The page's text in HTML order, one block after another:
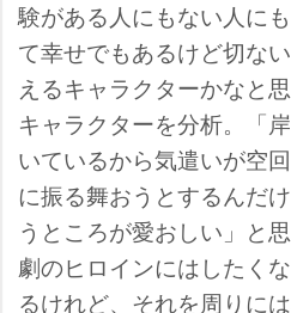
験がある人にもない人に
て幸せでもあるけど切な
えるキャラクターかなと
キャラクターを分析。「
いているから気遣いが空
に振る舞おうとするんだ
うところが愛おしい」と
劇のヒロインにはしたく
るけれど、それを周りに